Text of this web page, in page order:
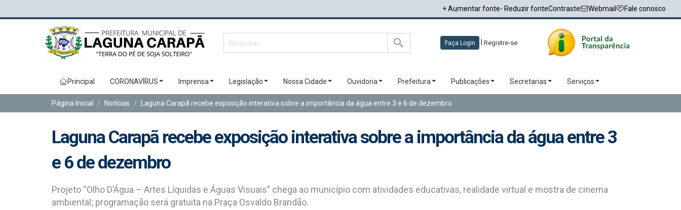
+ Aumentar fonte- Reduzir fonteContraste Webmail Fale conosco
Faça Login Registre-se
Principal CORONAVÍRUS Imprensa Legislação Nossa Cidade Ouvidoria Prefeitura Publicações Secretarias Serviços
Página Inicial Notícias Laguna Carapã recebe exposição interativa sobre a importância da água entre 3 e 6 de dezembro
Laguna Carapã recebe exposição interativa sobre a importância da água entre 3
e 6 de dezembro
Projeto “Olho D’Água – Artes Líquidas e Águas Visuais” chega ao município com atividades educativas, realidade virtual e mostra de cinema
ambiental; programação será gratuita na Praça Osvaldo Brandão.